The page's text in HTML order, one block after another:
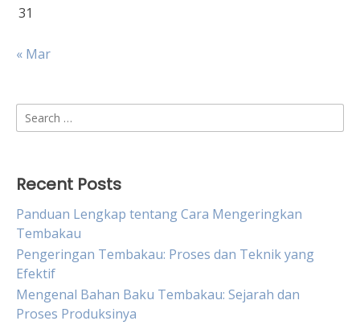
31
« Mar
Search
for:
Recent Posts
Panduan Lengkap tentang Cara Mengeringkan
Tembakau
Pengeringan Tembakau: Proses dan Teknik yang
Efektif
Mengenal Bahan Baku Tembakau: Sejarah dan
Proses Produksinya